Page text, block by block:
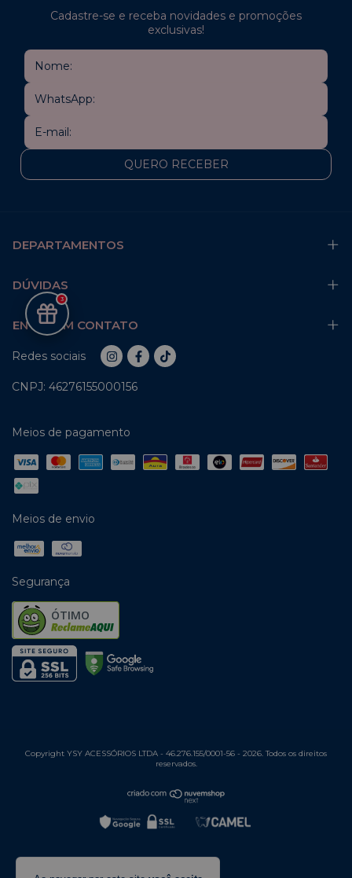
Cadastre-se e receba novidades e promoções
exclusivas!
DEPARTAMENTOS
DÚVIDAS
ENTRE EM CONTATO
Redes sociais
CNPJ: 46276155000156
Meios de pagamento
Meios de envio
Segurança
ÓTIMO
Copyright YSY ACESSÓRIOS LTDA - 46.276.155/0001-56 - 2026. Todos os direitos
reservados.
3